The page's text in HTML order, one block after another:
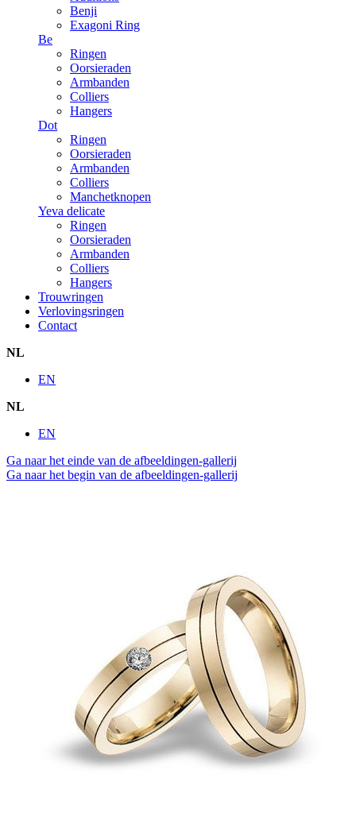
Benji
Exagoni Ring
Be
Ringen
Oorsieraden
Armbanden
Colliers
Hangers
Dot
Ringen
Oorsieraden
Armbanden
Colliers
Manchetknopen
Yeva delicate
Ringen
Oorsieraden
Armbanden
Colliers
Hangers
Trouwringen
Verlovingsringen
Contact
NL
EN
NL
EN
Ga naar het einde van de afbeeldingen-gallerij
Ga naar het begin van de afbeeldingen-gallerij